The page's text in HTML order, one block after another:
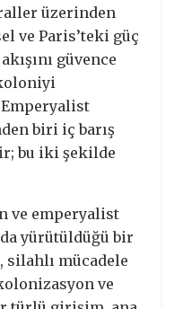
üzerinden
ve Paris’teki güç
güvence
Emperyalist
biri iç barış
bu iki şekilde
ve emperyalist
yürütüldüğü bir
mücadele
ve